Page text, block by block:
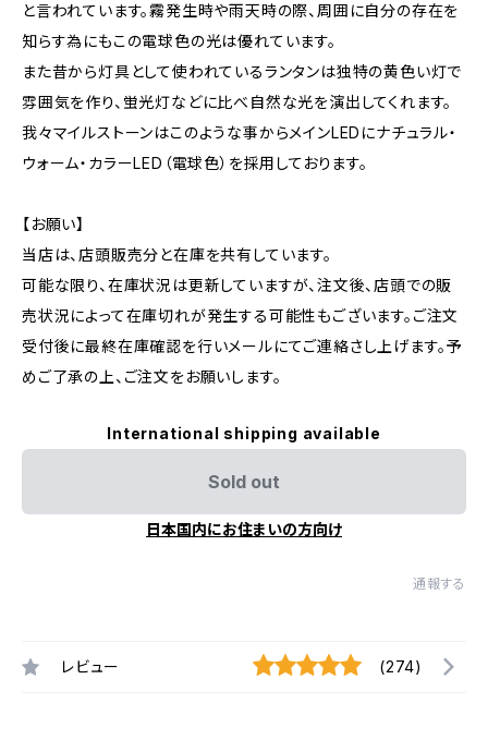
と言われています。霧発生時や雨天時の際、周囲に自分の存在を
知らす為にもこの電球色の光は優れています。
また昔から灯具として使われているランタンは独特の黄色い灯で
雰囲気を作り、蛍光灯などに比べ自然な光を演出してくれます。
我々マイルストーンはこのような事からメインLEDにナチュラル・
ウォーム・カラーLED（電球色）を採用しております。
【お願い】
当店は、店頭販売分と在庫を共有しています。
可能な限り、在庫状況は更新していますが、注文後、店頭での販
売状況によって在庫切れが発生する可能性もございます。ご注文
受付後に最終在庫確認を行いメールにてご連絡さし上げます。予
めご了承の上、ご注文をお願いします。
International shipping available
Sold out
日本国内にお住まいの方向け
通報する
レビュー (274)